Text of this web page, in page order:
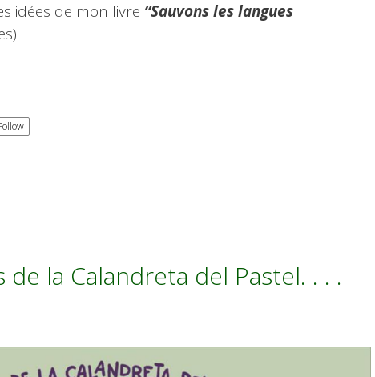
idées de mon livre “Sauvons les langues
de la Calandreta del Pastel. . . .